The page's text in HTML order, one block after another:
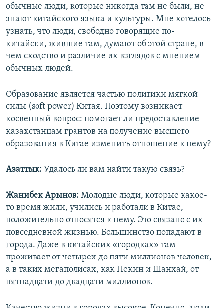
обычные люди, которые никогда там не были, не
знают китайского языка и культуры. Мне хотелось
узнать, что люди, свободно говорящие по-
китайски, жившие там, думают об этой стране, в
чем сходство и различие их взглядов с мнением
обычных людей.
Образование является частью политики мягкой
силы (soft power) Китая. Поэтому возникает
косвенный вопрос: помогает ли предоставление
казахстанцам грантов на получение высшего
образования в Китае изменить отношение к нему?
Азаттык: Удалось ли вам найти такую связь?
Жанибек Арынов: Молодые люди, которые какое-
то время жили, учились и работали в Китае,
положительно относятся к нему. Это связано с их
повседневной жизнью. Большинство попадают в
города. Даже в китайских «городках» там
проживает от четырех до пяти миллионов человек,
а в таких мегаполисах, как Пекин и Шанхай, от
пятнадцати до двадцати миллионов.